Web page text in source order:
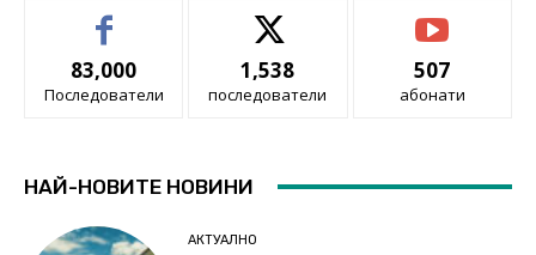
83,000
Последователи
1,538
последователи
507
абонати
НАЙ-НОВИТЕ НОВИНИ
АКТУАЛНО